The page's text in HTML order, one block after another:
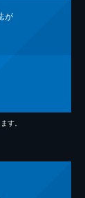
が
す。